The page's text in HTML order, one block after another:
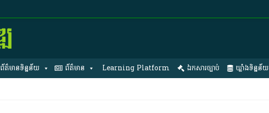
ព័ត៌មានទិន្នន័យ ព័ត៌មាន Learning Platform ឯកសារច្បាប់ ឃ្លាំងទិន្នន័យ